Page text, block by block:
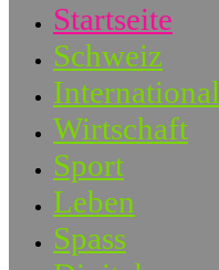
Startseite
Schweiz
International
Wirtschaft
Sport
Leben
Spass